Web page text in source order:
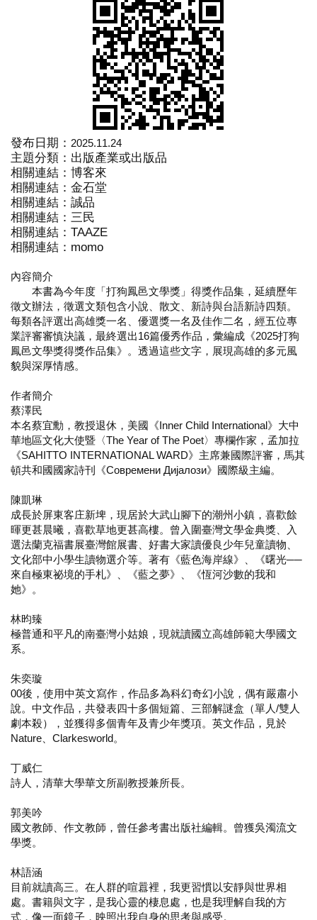
發布日期： 2025.11.24
主題分類：出版產業或出版品
相關連結： 博客來
相關連結： 金石堂
相關連結： 誠品
相關連結： 三民
相關連結： TAAZE
相關連結： momo
內容簡介
本書為今年度「打狗鳳邑文學獎」得獎作品集，延續歷年
徵文辦法，徵選文類包含小說、散文、新詩與台語新詩四類。
每類各評選出高雄獎一名、優選獎一名及佳作二名，經五位專
業評審審慎決議，最終選出16篇優秀作品，彙編成《2025打狗
鳳邑文學獎得獎作品集》。透過這些文字，展現高雄的多元風
貌與深厚情感。
作者簡介
蔡澤民
本名蔡宜勳，教授退休，美國《Inner Child International》大中
華地區文化大使暨〈The Year of The Poet〉專欄作家，孟加拉
《SAHITTO INTERNATIONAL WARD》主席兼國際評審，馬其
頓共和國國家詩刊《Современи Дијалози》國際級主編。
陳凱琳
成長於屏東客庄新埤，現居於大武山腳下的潮州小鎮，喜歡餘
暉更甚晨曦，喜歡草地更甚高樓。曾入圍臺灣文學金典獎、入
選法蘭克福書展臺灣館展書、好書大家讀優良少年兒童讀物、
文化部中小學生讀物選介等。著有《藍色海岸線》、《曙光──
來自極東祕境的手札》、《藍之夢》、《恆河沙數的我和
她》。
林昀臻
極普通和平凡的南臺灣小姑娘，現就讀國立高雄師範大學國文
系。
朱奕璇
00後，使用中英文寫作，作品多為科幻奇幻小說，偶有嚴肅小
說。中文作品，共發表四十多個短篇、三部解謎盒（單人/雙人
劇本殺），並獲得多個青年及青少年獎項。英文作品，見於
Nature、Clarkesworld。
丁威仁
詩人，清華大學華文所副教授兼所長。
郭美吟
國文教師、作文教師，曾任參考書出版社編輯。曾獲吳濁流文
學獎。
林語涵
目前就讀高三。在人群的喧囂裡，我更習慣以安靜與世界相
處。書籍與文字，是我心靈的棲息處，也是我理解自我的方
式，像一面鏡子，映照出我自身的思考與感受。